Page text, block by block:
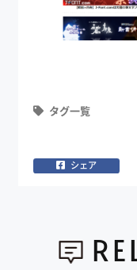
タグ一覧
シェア